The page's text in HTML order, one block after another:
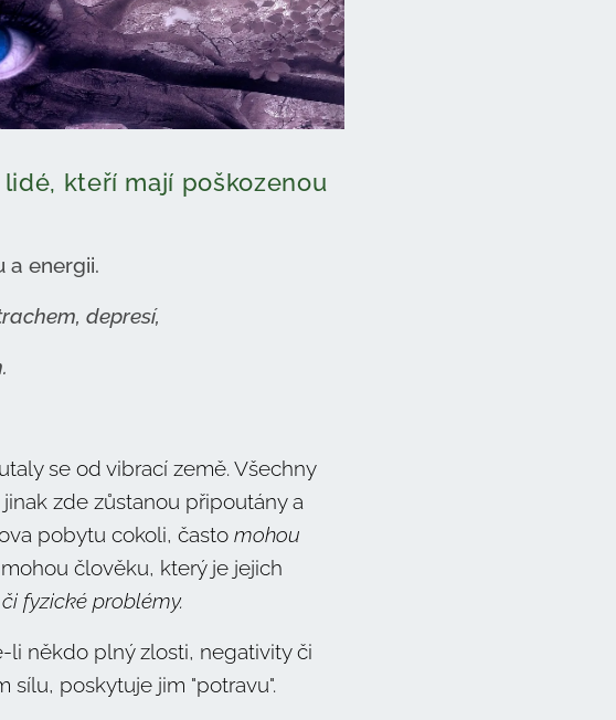
kteří mají poškozenou
a energii.
depresí,
se od vibrací země. Všechny
zde zůstanou připoutány a
pobytu cokoli, často mohou
mohou člověku, který je jejich
fyzické problémy.
li někdo plný zlosti, negativity či
sílu, poskytuje jim "potravu".